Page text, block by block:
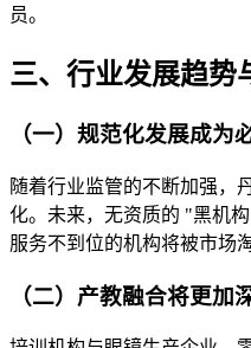
员。
三、行业发展趋势
（一）规范化发展成为
随着行业监管的不断加强，
化。未来，无资质的 "黑机
服务不到位的机构将被市场
（二）产教融合将更加